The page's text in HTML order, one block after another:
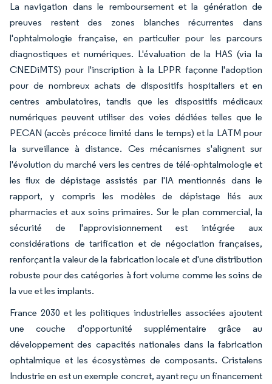
La navigation dans le remboursement et la génération de
preuves restent des zones blanches récurrentes dans
l'ophtalmologie française, en particulier pour les parcours
diagnostiques et numériques. L'évaluation de la HAS (via la
CNEDiMTS) pour l'inscription à la LPPR façonne l'adoption
pour de nombreux achats de dispositifs hospitaliers et en
centres ambulatoires, tandis que les dispositifs médicaux
numériques peuvent utiliser des voies dédiées telles que le
PECAN (accès précoce limité dans le temps) et la LATM pour
la surveillance à distance. Ces mécanismes s'alignent sur
l'évolution du marché vers les centres de télé-ophtalmologie et
les flux de dépistage assistés par l'IA mentionnés dans le
rapport, y compris les modèles de dépistage liés aux
pharmacies et aux soins primaires. Sur le plan commercial, la
sécurité de l'approvisionnement est intégrée aux
considérations de tarification et de négociation françaises,
renforçant la valeur de la fabrication locale et d'une distribution
robuste pour des catégories à fort volume comme les soins de
la vue et les implants.
France 2030 et les politiques industrielles associées ajoutent
une couche d'opportunité supplémentaire grâce au
développement des capacités nationales dans la fabrication
ophtalmique et les écosystèmes de composants. Cristalens
Industrie en est un exemple concret, ayant reçu un financement